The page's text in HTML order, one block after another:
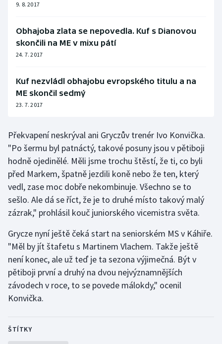
Ragby
Rychlobruslení
Rychlostní kanoistika
Short track
Sportovní střelba
Stolní tenis
Triatlon
Veslování
Volejbal
Ostatní
9. 8. 2017
Obhajoba zlata se nepovedla. Kuf s Dianovou
skončili na ME v mixu pátí
24. 7. 2017
Kuf nezvládl obhajobu evropského titulu a na
ME skončil sedmý
23. 7. 2017
Překvapení neskrýval ani Gryczův trenér Ivo Konvička.
"Po šermu byl patnáctý, takové posuny jsou v pětiboji
hodně ojedinělé. Měli jsme trochu štěstí, že ti, co byli
před Markem, špatně jezdili koně nebo že ten, který
vedl, zase moc dobře nekombinuje. Všechno se to
sešlo. Ale dá se říct, že je to druhé místo takový malý
zázrak," prohlásil kouč juniorského vicemistra světa.
Grycze nyní ještě čeká start na seniorském MS v Káhiře.
"Měl by jít štafetu s Martinem Vlachem. Takže ještě
není konec, ale už teď je ta sezona výjimečná. Být v
pětiboji první a druhý na dvou nejvýznamnějších
závodech v roce, to se povede málokdy," ocenil
Konvička.
ŠTÍTKY